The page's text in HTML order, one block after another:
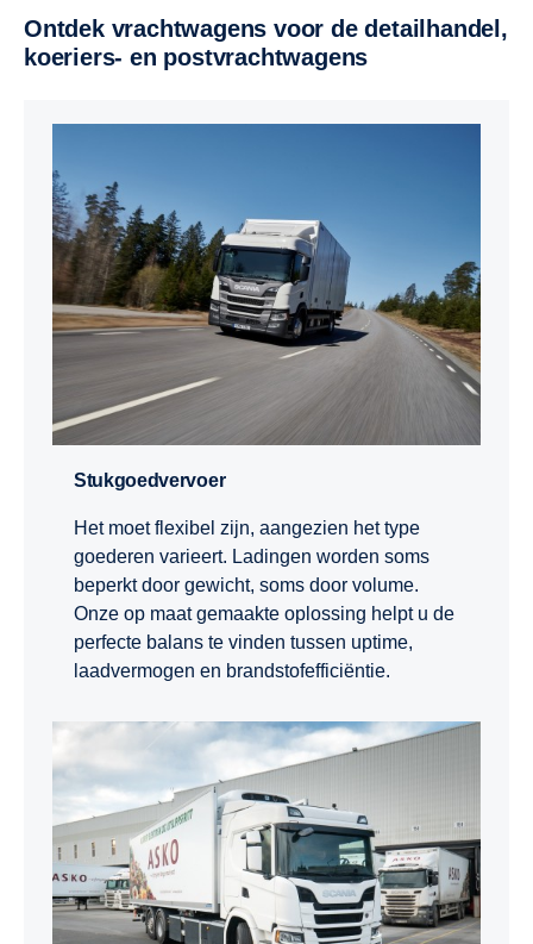
Ontdek vrachtwagens voor de detailhandel,
koeriers- en postvrachtwagens
Stukgoedvervoer
Het moet flexibel zijn, aangezien het type
goederen varieert. Ladingen worden soms
beperkt door gewicht, soms door volume.
Onze op maat gemaakte oplossing helpt u de
perfecte balans te vinden tussen uptime,
laadvermogen en brandstofefficiëntie.